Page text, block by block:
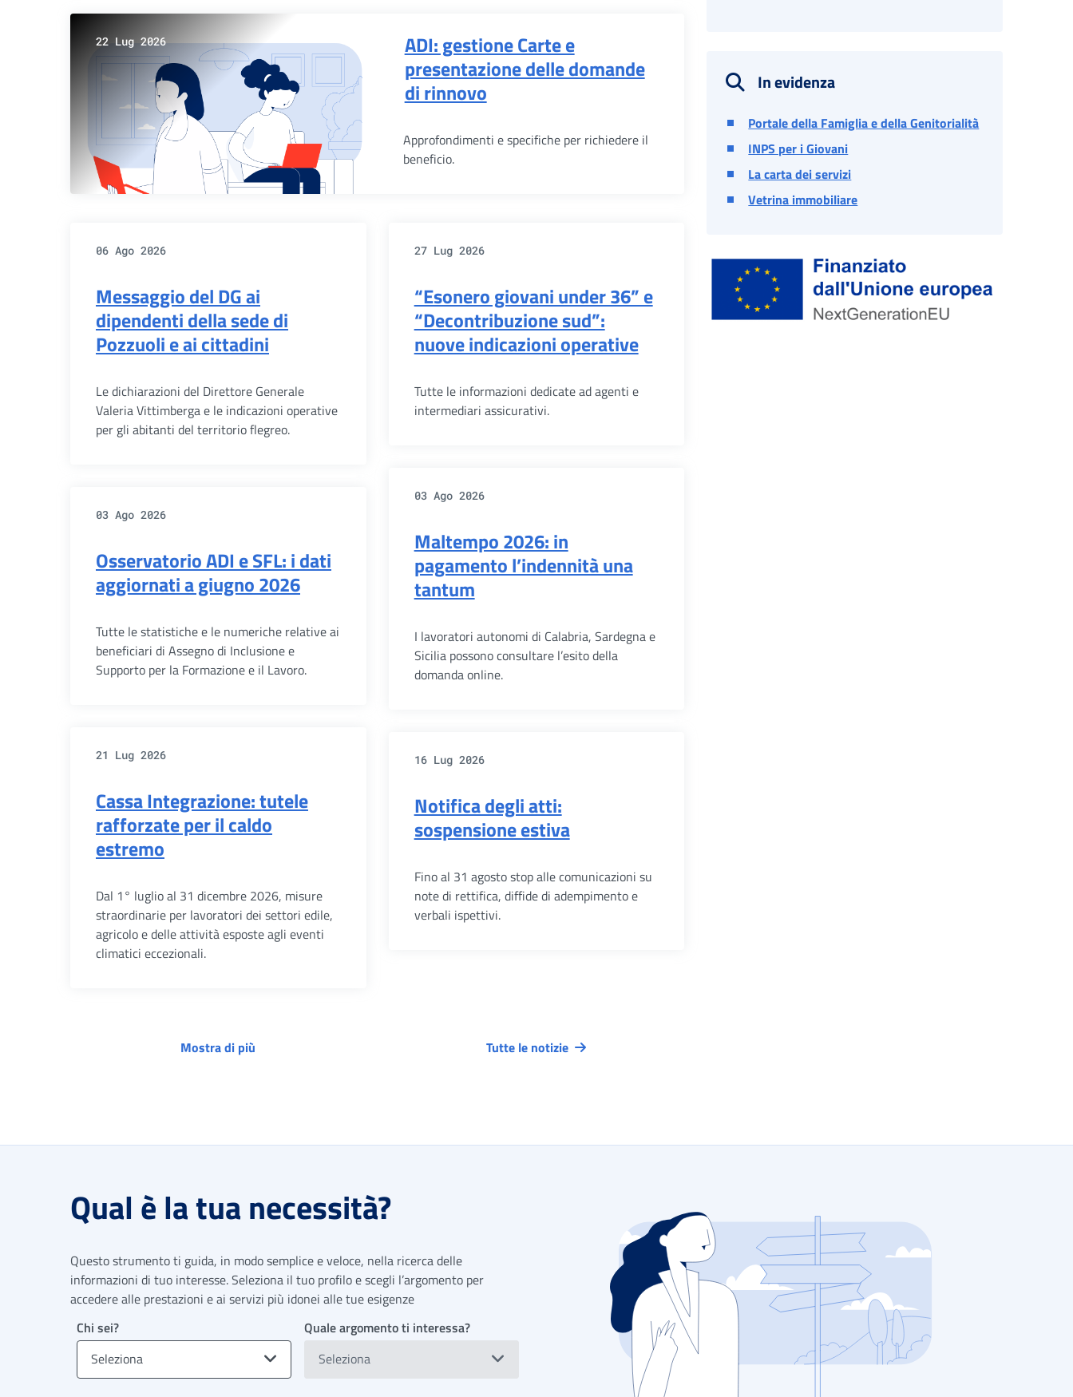
22 Lug 2026
ADI: gestione Carte e
presentazione delle domande
di rinnovo
Approfondimenti e specifiche per richiedere il
beneficio.
06 Ago 2026
Messaggio del DG ai
dipendenti della sede di
Pozzuoli e ai cittadini
Le dichiarazioni del Direttore Generale
Valeria Vittimberga e le indicazioni operative
per gli abitanti del territorio flegreo.
27 Lug 2026
“Esonero giovani under 36” e
“Decontribuzione sud”:
nuove indicazioni operative
Tutte le informazioni dedicate ad agenti e
intermediari assicurativi.
03 Ago 2026
Osservatorio ADI e SFL: i dati
aggiornati a giugno 2026
Tutte le statistiche e le numeriche relative ai
beneficiari di Assegno di Inclusione e
Supporto per la Formazione e il Lavoro.
03 Ago 2026
Maltempo 2026: in
pagamento l’indennità una
tantum
I lavoratori autonomi di Calabria, Sardegna e
Sicilia possono consultare l’esito della
domanda online.
21 Lug 2026
Cassa Integrazione: tutele
rafforzate per il caldo
estremo
Dal 1° luglio al 31 dicembre 2026, misure
straordinarie per lavoratori dei settori edile,
agricolo e delle attività esposte agli eventi
climatici eccezionali.
16 Lug 2026
Notifica degli atti:
sospensione estiva
Fino al 31 agosto stop alle comunicazioni su
note di rettifica, diffide di adempimento e
verbali ispettivi.
Mostra di più Tutte le notizie
In evidenza
Portale della Famiglia e della Genitorialità
INPS per i Giovani
La carta dei servizi
Vetrina immobiliare
Qual è la tua necessità?
Questo strumento ti guida, in modo semplice e veloce, nella ricerca delle
informazioni di tuo interesse. Seleziona il tuo profilo e scegli l’argomento per
accedere alle prestazioni e ai servizi più idonei alle tue esigenze
Chi sei?
Seleziona
Quale argomento ti interessa?
Seleziona